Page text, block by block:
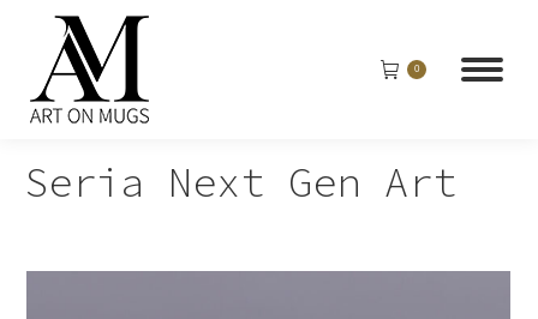
0
Seria Next Gen Art